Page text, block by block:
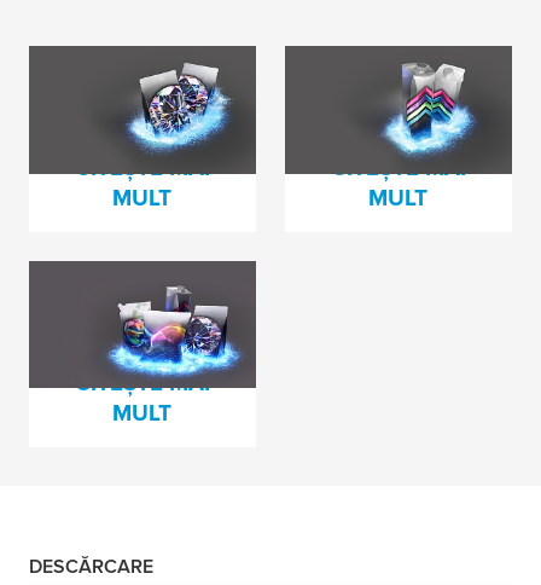
Împreună dezvăluim
calitatea rafinată
MULT
flexografică mai
sustenabilă
CITEȘTE MAI
MULT
Împreună eliberăm
potențialul
ambalajelor
CITEȘTE MAI
MULT
DESCĂRCARE